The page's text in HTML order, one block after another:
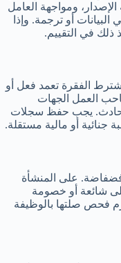
ومواجهة العامل
أو ترجمة. وإذا
ذلك في التقييم.
الفقرة تعمد فعل أو
العمل الجهات
بالحادث. يجب حفظ سجلات
جنائية أو مالية مستقلة.
على المنشأة
على شائعة أو خصومة
فحص صلتها بالوظيفة